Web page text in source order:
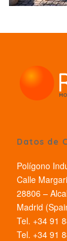
Datos de
Polígono
Calle
28806 –
Madrid
Tel. +34 91
Tel. +34 91